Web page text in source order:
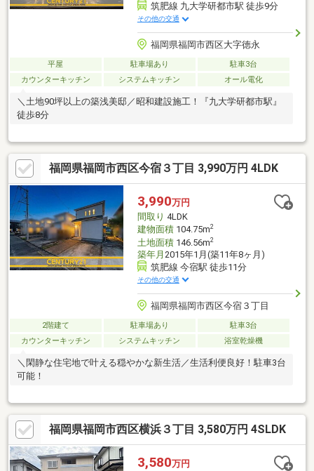
筑肥線 九大学研都市駅 徒歩9分
その他の交通
福岡県福岡市西区大字徳永
平屋 駐車場あり
駐車3台
カウンターキッチン
システムキッチン オール電化
＼土地90坪以上の築浅美邸／昭和建設施工！『九大学研都市駅』
徒歩8分
福岡県福岡市西区今宿３丁目 3,990万円 4LDK
3,990万円
間取り 4LDK
建物面積104.75m2
土地面積146.56m2
築年月 2015年1月(築11年8ヶ月)
筑肥線 今宿駅 徒歩11分
その他の交通
福岡県福岡市西区今宿３丁目
2階建て 駐車場あり
駐車3台
カウンターキッチン
システムキッチン 浴室乾燥機
＼閑静な住宅地で叶える穏やかな新生活／生活利便良好！駐車3台
可能！
福岡県福岡市西区横浜３丁目 3,580万円 4SLDK
3,580万円